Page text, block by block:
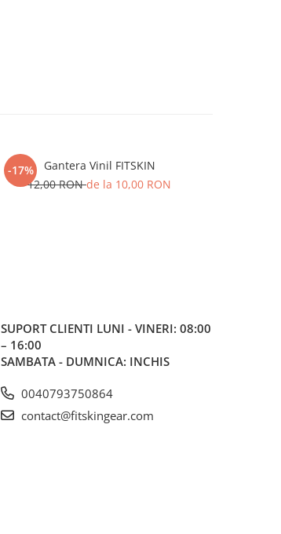
-17%
Gantera Vinil FITSKIN
12,00 RONde la 10,00 RON
SUPORT CLIENTI LUNI - VINERI: 08:00
– 16:00
SAMBATA - DUMNICA: INCHIS
0040793750864
contact@fitskingear.com